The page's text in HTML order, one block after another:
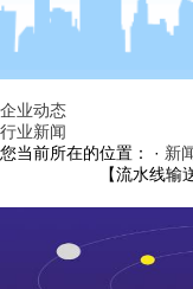
企业动态
行业新闻
您当前所在的位置： · 新
【流水线